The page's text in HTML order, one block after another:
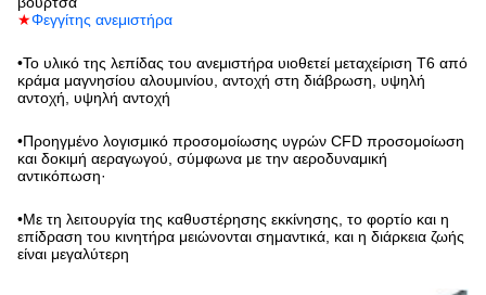
★Φεγγίτης ανεμιστήρα
•Το υλικό της λεπίδας του ανεμιστήρα υιοθετεί μεταχείριση T6 από
κράμα μαγνησίου αλουμινίου, αντοχή στη διάβρωση, υψηλή
αντοχή, υψηλή αντοχή
•Προηγμένο λογισμικό προσομοίωσης υγρών CFD προσομοίωση
και δοκιμή αεραγωγού, σύμφωνα με την αεροδυναμική
αντικόπωση·
•Με τη λειτουργία της καθυστέρησης εκκίνησης, το φορτίο και η
επίδραση του κινητήρα μειώνονται σημαντικά, και η διάρκεια ζωής
είναι μεγαλύτερη